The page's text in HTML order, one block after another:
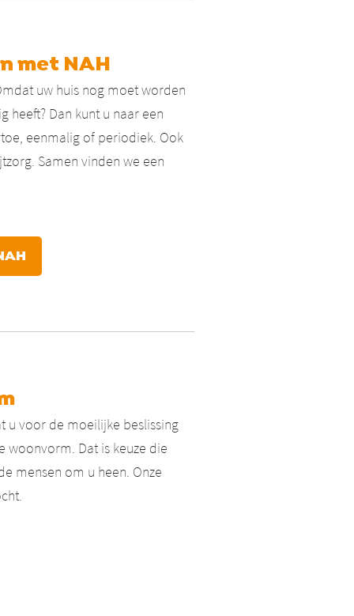
met NAH
uw huis nog moet worden
heeft? Dan kunt u naar een
eenmalig of periodiek. Ook
Samen vinden we een
u voor de moeilijke beslissing
woonvorm. Dat is keuze die
mensen om u heen. Onze